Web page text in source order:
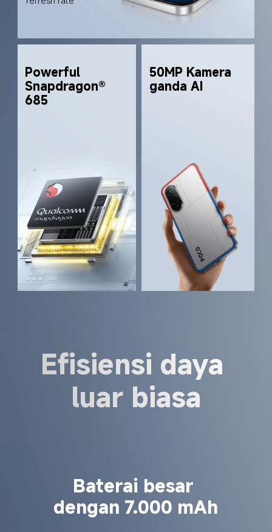
Powerful
Snapdragon®
685
50MP Kamera
ganda AI
Efisiensi daya
luar biasa
Baterai besar
dengan 7.000 mAh